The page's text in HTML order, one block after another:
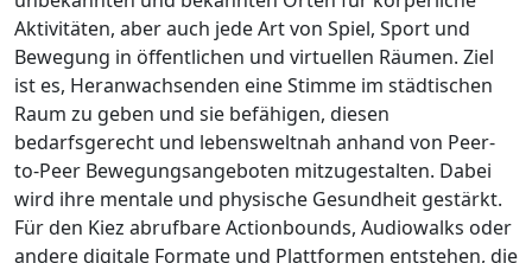
Aktivitäten, aber auch jede Art von Spiel, Sport und
Bewegung in öffentlichen und virtuellen Räumen. Ziel
ist es, Heranwachsenden eine Stimme im städtischen
Raum zu geben und sie befähigen, diesen
bedarfsgerecht und lebensweltnah anhand von Peer-
to-Peer Bewegungsangeboten mitzugestalten. Dabei
wird ihre mentale und physische Gesundheit gestärkt.
Für den Kiez abrufbare Actionbounds, Audiowalks oder
andere digitale Formate und Plattformen entstehen, die